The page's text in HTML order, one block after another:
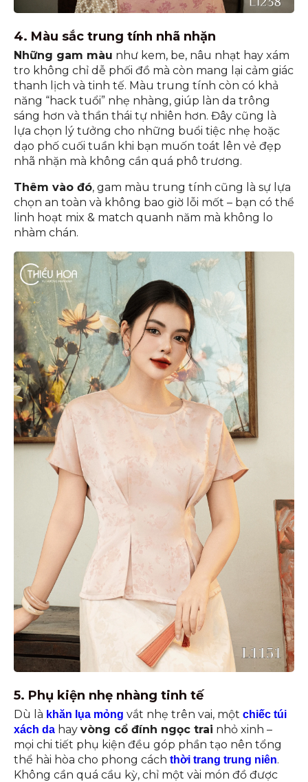
4. Màu sắc trung tính nhã nhặn
Những gam màu như kem, be, nâu nhạt hay xám
tro không chỉ dễ phối đồ mà còn mang lại cảm giác
thanh lịch và tinh tế. Màu trung tính còn có khả
năng “hack tuổi” nhẹ nhàng, giúp làn da trông
sáng hơn và thần thái tự nhiên hơn. Đây cũng là
lựa chọn lý tưởng cho những buổi tiệc nhẹ hoặc
dạo phố cuối tuần khi bạn muốn toát lên vẻ đẹp
nhã nhặn mà không cần quá phô trương.
Thêm vào đó, gam màu trung tính cũng là sự lựa
chọn an toàn và không bao giờ lỗi mốt – bạn có thể
linh hoạt mix & match quanh năm mà không lo
nhàm chán.
5. Phụ kiện nhẹ nhàng tinh tế
Dù là khăn lụa mỏng vắt nhẹ trên vai, một chiếc túi
xách da hay vòng cổ đính ngọc trai nhỏ xinh –
mọi chi tiết phụ kiện đều góp phần tạo nên tổng
thể hài hòa cho phong cách thời trang trung niên.
Không cần quá cầu kỳ, chỉ một vài món đồ được